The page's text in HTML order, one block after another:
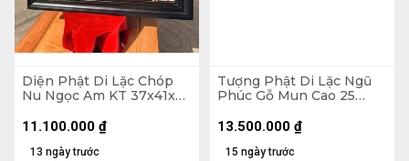
Diện Phật Di Lặc Chóp
Nu Ngọc Am KT 37x41x7
13 ngày trước
11.100.000 ₫
Tượng Phật Di Lặc Ngũ
Phúc Gỗ Mun Cao 25
15 ngày trước
13.500.000 ₫